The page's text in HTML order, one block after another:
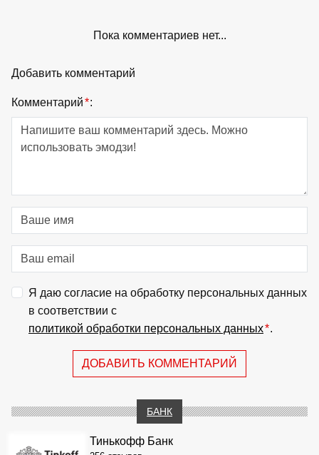
Пока комментариев нет...
Добавить комментарий
Комментарий*:
Я даю согласие на обработку персональных данных
в соответствии с
политикой обработки персональных данных*.
ДОБАВИТЬ КОММЕНТАРИЙ
БАНК
Тинькофф Банк